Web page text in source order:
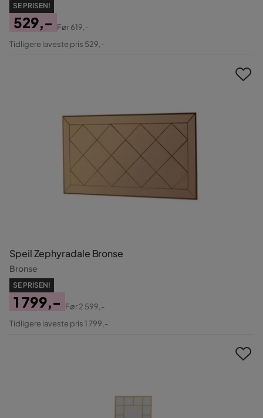
SE PRISEN!
Pris
529,-
Original
Før619,-
Tidligere laveste pris 529,-
Speil Zephyradale Bronse
Bronse
SE PRISEN!
Pris
1 799,-
Original
Før2 599,-
Tidligere laveste pris 1 799,-